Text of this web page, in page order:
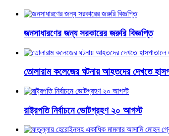
জনসাধারণের জন্য সরকারের জরুরি বিজ্ঞপ্তি
তোলারাম কলেজের ঘটনায় আহতদের দেখতে
রাষ্ট্রপতি নির্বাচনে ভোটগ্রহণ ২০ আগস্ট